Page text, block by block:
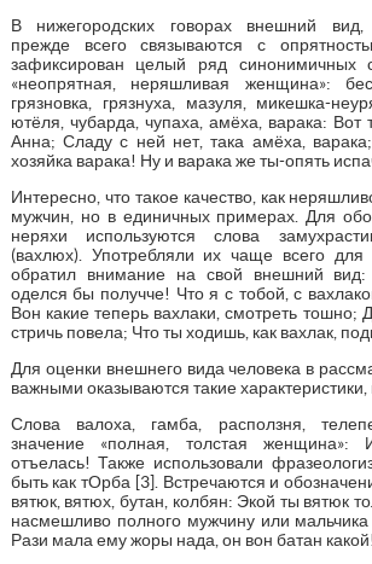
В нижегородских говорах внешний вид,
прежде всего связываются с
зафиксирован целый ряд синонимичных
«неопрятная, неряшливая женщина»:
грязновка, грязнуха, мазуля, микешка-
ютёля, чубарда, чупаха, амёха, варака: Вот
Анна; Сладу с ней нет, така амёха,
хозяйка варака! Ну и варака же ты-опять
Интересно, что такое качество, как
мужчин, но в единичных примерах. Для
неряхи используются слова
(вахлюх). Употребляли их чаще всего
обратил внимание на свой внешний
оделся бы получче! Что я с тобой, с
Вон какие теперь вахлаки, смотреть тошно;
стричь повела; Что ты ходишь, как вахлак,
Для оценки внешнего вида человека в
важными оказываются такие характеристики,
Слова валоха, гамба, расползня,
значение «полная, толстая женщина»:
отъелась! Также использовали
быть как тОрба [3]. Встречаются и
вятюк, вятюх, бутан, колбян: Экой ты вятюк
насмешливо полного мужчину или
Рази мала ему жоры нада, он вон батан какой!